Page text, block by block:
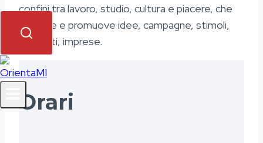
confini tra lavoro, studio, cultura e piacere, che
accoglie e promuove idee, campagne, stimoli,
progetti, imprese.
Orari